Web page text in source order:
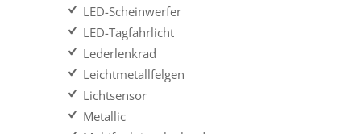
LED-Scheinwerfer
LED-Tagfahrlicht
Lederlenkrad
Leichtmetallfelgen
Lichtsensor
Metallic